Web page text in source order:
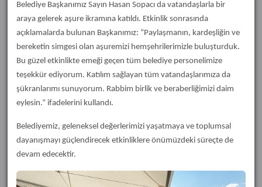
Belediye Başkanımız Sayın Hasan Sopacı da vatandaşlarla bir
araya gelerek aşure ikramına katıldı. Etkinlik sonrasında
açıklamalarda bulunan Başkanımız: “Paylaşmanın, kardeşliğin ve
bereketin simgesi olan aşuremizi hemşehrilerimizle buluşturduk.
Bu güzel etkinlikte emeği geçen tüm belediye personelimize
teşekkür ediyorum. Katılım sağlayan tüm vatandaşlarımıza da
şükranlarımı sunuyorum. Rabbim birlik ve beraberliğimizi daim
eylesin.” ifadelerini kullandı.
Belediyemiz, geleneksel değerlerimizi yaşatmaya ve toplumsal
dayanışmayı güçlendirecek etkinliklere önümüzdeki süreçte de
devam edecektir.